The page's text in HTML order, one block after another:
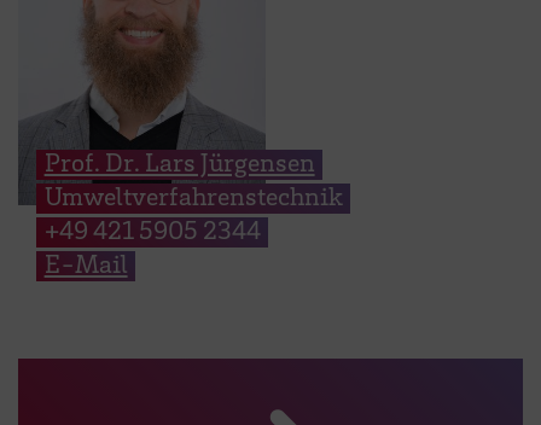
Prof. Dr. Lars Jürgensen
Umweltverfahrenstechnik
+49 421 5905 2344
E-Mail